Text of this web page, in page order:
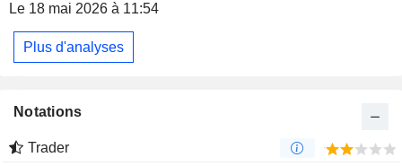
Le 18 mai 2026 à 11:54
Plus d'analyses
Notations
Trader